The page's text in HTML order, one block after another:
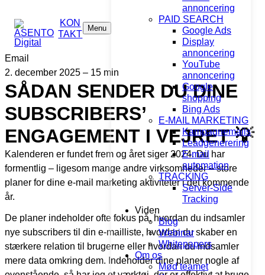
KON
TAKT
Menu
annoncering
PAID SEARCH
Google Ads
Display
annoncering
YouTube
annoncering
Google
shopping
Bing Ads
E-MAIL MARKETING
Kampagnemails
Leadgenerering
E-mail
automation
TRACKING
Server-Side
Tracking
Viden
Blog
Webinar
Whitepapers
Om os
Mød teamet
Email
2. december 2025 – 15 min
SÅDAN SENDER DU DINE
SUBSCRIBERS’
ENGAGEMENT I VEJRET 💡
Kalenderen er fundet frem og året siger 2024. Du har
formentlig – ligesom mange andre virksomheder – store
planer for dine e-mail marketing aktiviteter i det kommende
år.
De planer indeholder ofte fokus på, hvordan du indsamler
nye subscribers til din e-mailliste, hvordan du skaber en
stærkere relation til brugerne eller hvordan du indsamler
mere data omkring dem. Indeholder dine planer nogle af